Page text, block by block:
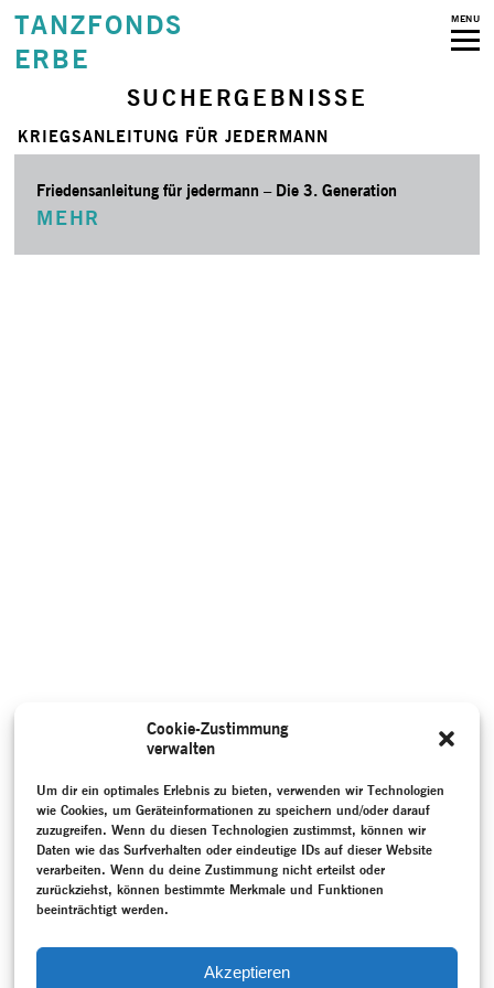
Cookie-Zustimmung
verwalten
Um dir ein optimales Erlebnis zu bieten, verwenden wir Technologien
wie Cookies, um Geräteinformationen zu speichern und/oder darauf
zuzugreifen. Wenn du diesen Technologien zustimmst, können wir
Daten wie das Surfverhalten oder eindeutige IDs auf dieser Website
verarbeiten. Wenn du deine Zustimmung nicht erteilst oder
zurückziehst, können bestimmte Merkmale und Funktionen
beeinträchtigt werden.
Akzeptieren
TANZFONDS
ERBE
MENU
SUCHERGEBNISSE
KRIEGSANLEITUNG FÜR JEDERMANN
Friedensanleitung für jedermann – Die 3. Generation
MEHR